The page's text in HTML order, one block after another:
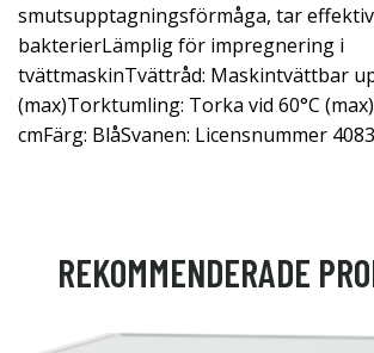
smutsupptagningsförmåga, tar
bakterierLämplig för impregnering i
tvättmaskinTvättråd: Maskintvättbar
(max)Torktumling: Torka vid 60°C
cmFärg: BlåSvanen: Licensnummer
REKOMMENDERADE